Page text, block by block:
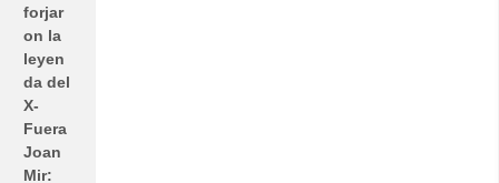
forjar
on la
leyen
da del
X-
Fuera
Joan
Mir: